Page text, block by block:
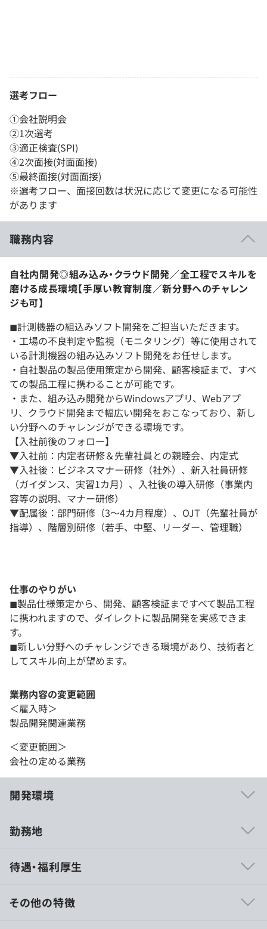
選考フロー
①会社説明会
②1次選考
③適正検査(SPI)
④2次面接(対面面接)
⑤最終面接(対面面接)
※選考フロー、面接回数は状況に応じて変更になる可能性
があります
職務内容
自社内開発◎組み込み・クラウド開発／全工程でスキルを
磨ける成長環境【手厚い教育制度／新分野へのチャレン
ジも可】
◼︎計測機器の組込みソフト開発をご担当いただきます。
・工場の不良判定や監視（モニタリング）等に使用されて
いる計測機器の組み込みソフト開発をお任せします。
・自社製品の製品使用策定から開発、顧客検証まで、すべ
ての製品工程に携わることが可能です。
・また、組み込み開発からWindowsアプリ、Webアプ
リ、クラウド開発まで幅広い開発をおこなっており、新し
い分野へのチャレンジができる環境です。
【入社前後のフォロー】
▼入社前：内定者研修＆先輩社員との親睦会、内定式
▼入社後：ビジネスマナー研修（社外）、新入社員研修
（ガイダンス、実習1カ月）、入社後の導入研修（事業内
容等の説明、マナー研修）
▼配属後：部門研修（3～4カ月程度）、OJT（先輩社員が
指導）、階層別研修（若手、中堅、リーダー、管理職）
仕事のやりがい
◼︎製品仕様策定から、開発、顧客検証まですべて製品工程
に携われますので、ダイレクトに製品開発を実感できま
す。
◼︎新しい分野へのチャレンジできる環境があり、技術者と
してスキル向上が望めます。
業務内容の変更範囲
＜雇入時＞
製品開発関連業務
＜変更範囲＞
会社の定める業務
開発環境
へ挑戦し新しい技術の習得ができる環境が整っています。
勤務地
待遇・福利厚生
その他の特徴